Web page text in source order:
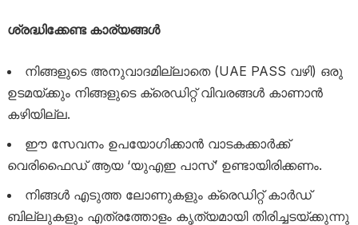
ശ്രദ്ധിക്കേണ്ട കാര്യങ്ങൾ
നിങ്ങളുടെ അനുവാദമില്ലാതെ (UAE PASS വഴി) ഒരു
ഉടമയ്ക്കും നിങ്ങളുടെ ക്രെഡിറ്റ് വിവരങ്ങൾ കാണാൻ
കഴിയില്ല.
ഈ സേവനം ഉപയോഗിക്കാൻ വാടകക്കാർക്ക്
വെരിഫൈഡ് ആയ ‘യുഎഇ പാസ്’ ഉണ്ടായിരിക്കണം.
നിങ്ങൾ എടുത്ത ലോണുകളും ക്രെഡിറ്റ് കാർഡ്
ബില്ലുകളും എത്രത്തോളം കൃത്യമായി തിരിച്ചടയ്ക്കുന്നു